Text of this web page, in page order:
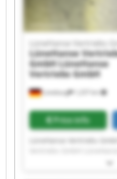
Lüneburg 1,237 km
LüneHanse Vertriebs
LüneHanse
GmbH LüneHanse
Vertriebs GmbH
Price info
LüneHanse Vertriebs